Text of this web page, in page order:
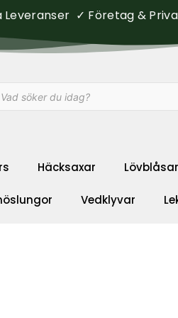
Leveranser ✓ Företag &
Häcksaxar Lövblåsar
Vedklyvar